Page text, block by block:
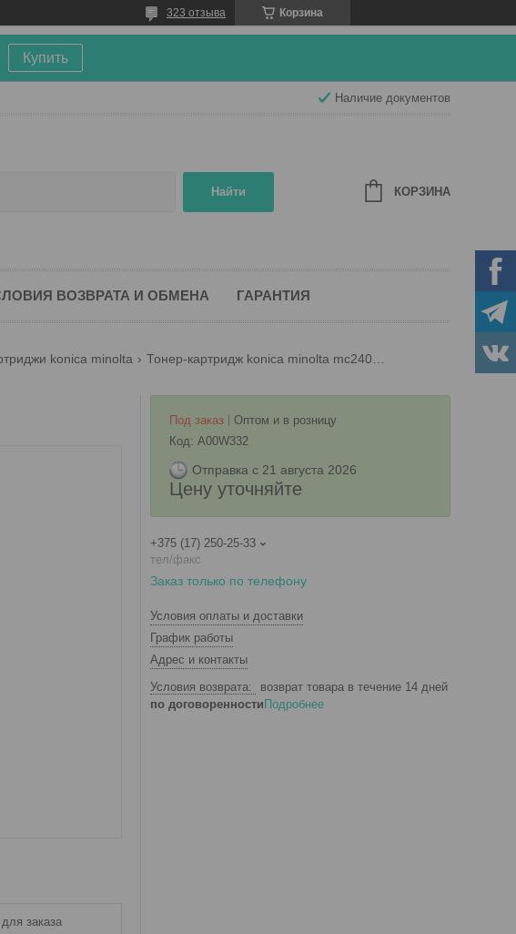
Корзина
323 отзыва
Купить
Наличие документов
Найти КОРЗИНА
ВОЗВРАТА И ОБМЕНА ГАРАНТИЯ
konica minolta
заказа
Под заказ
Оптом и в розницу
Код: A00W332
Отправка с 21 августа 2026
Цену уточняйте
+375 (17) 250-25-33
тел/факс
Заказ только по телефону
Условия оплаты и доставки
График работы
Адрес и контакты
возврат товара в течение 14 дней
по договоренности Подробнее